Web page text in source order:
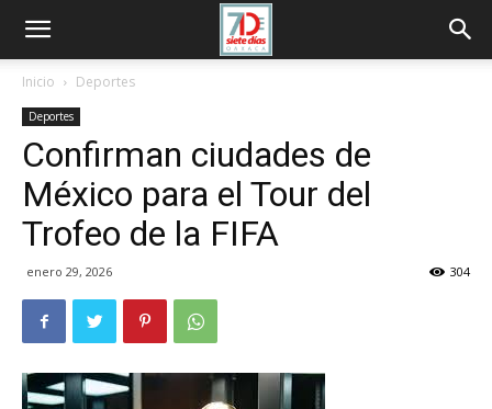
Inicio Deportes
Deportes
Confirman ciudades de
México para el Tour del
Trofeo de la FIFA
enero 29, 2026 304